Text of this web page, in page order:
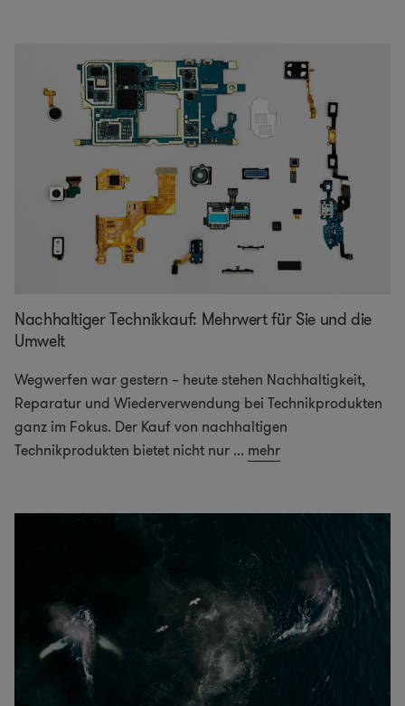
Nachhaltiger Technikkauf: Mehrwert für Sie und die
Umwelt
Wegwerfen war gestern – heute stehen Nachhaltigkeit,
Reparatur und Wiederverwendung bei Technikprodukten
ganz im Fokus. Der Kauf von nachhaltigen
Technikprodukten bietet nicht nur ... mehr